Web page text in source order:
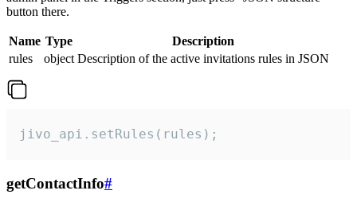
button there.
Name Type
Description
rules
object Description of the active invitations rules in JSON
jivo_api.setRules(rules);
getContactInfo#